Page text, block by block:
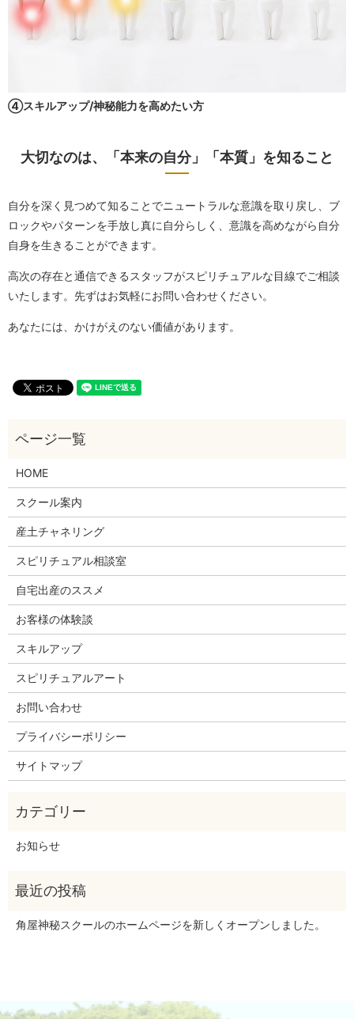
④スキルアップ/神秘能力を高めたい方
大切なのは、「本来の自分」「本質」を知ること
自分を深く見つめて知ることでニュートラルな意識を取り戻し、ブ
ロックやパターンを手放し真に自分らしく、意識を高めながら自分
自身を生きることができます。
高次の存在と通信できるスタッフがスピリチュアルな目線でご相談
いたします。先ずはお気軽にお問い合わせください。
あなたには、かけがえのない価値があります。
HOME
スクール案内
産土チャネリング
スピリチュアル相談室
自宅出産のススメ
お客様の体験談
スキルアップ
スピリチュアルアート
お問い合わせ
プライバシーポリシー
サイトマップ
お知らせ
角屋神秘スクールのホームページを新しくオープンしました。